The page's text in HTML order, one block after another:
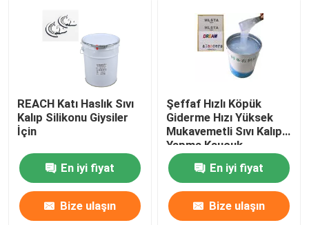
REACH Katı Haslık Sıvı
Kalıp Silikonu Giysiler
İçin
En iyi fiyat
Bize ulaşın
Şeffaf Hızlı Köpük
Giderme Hızı Yüksek
Mukavemetli Sıvı Kalıp
Yapma Kauçuk
En iyi fiyat
Bize ulaşın